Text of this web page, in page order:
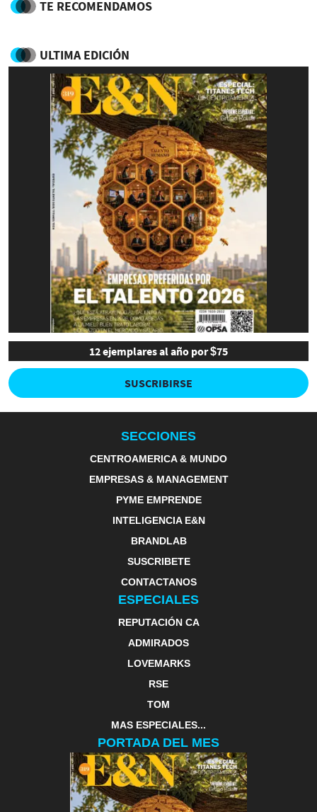
TE RECOMENDAMOS
ULTIMA EDICIÓN
12 ejemplares al año por $75
SUSCRIBIRSE
SECCIONES
CENTROAMERICA & MUNDO
EMPRESAS & MANAGEMENT
PYME EMPRENDE
INTELIGENCIA E&N
BRANDLAB
SUSCRIBETE
CONTACTANOS
ESPECIALES
REPUTACIÓN CA
ADMIRADOS
LOVEMARKS
RSE
TOM
MAS ESPECIALES...
PORTADA DEL MES